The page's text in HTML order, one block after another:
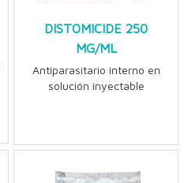
DISTOMICIDE 250
MG/ML
Antiparasitario interno en
solución inyectable